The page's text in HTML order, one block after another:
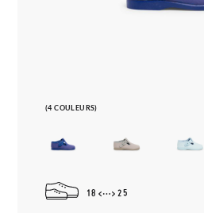
(4 COULEURS)
18 25